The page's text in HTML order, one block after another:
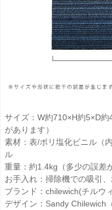
サイズ：W約710×H約5×D
があります）
素材：表/ポリ塩化ビニル（
ル
重量：約1.4kg（多少の誤差
お手入れ：掃除機での吸引
ブランド：chilewich(チルウ
デザイン：Sandy Chilewich